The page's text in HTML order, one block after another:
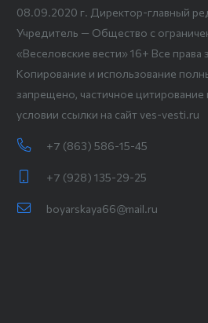
08.09.2020 г. Директор-главный
Учредитель — Общество с
«Веселовские вести» 16+ Все
Копирование и использование
запрещено, частичное
условии ссылки на сайт ves-vesti.ru
+7 (863) 586-15-45
+7 (928) 135-29-25
boyarskaya66@mail.ru